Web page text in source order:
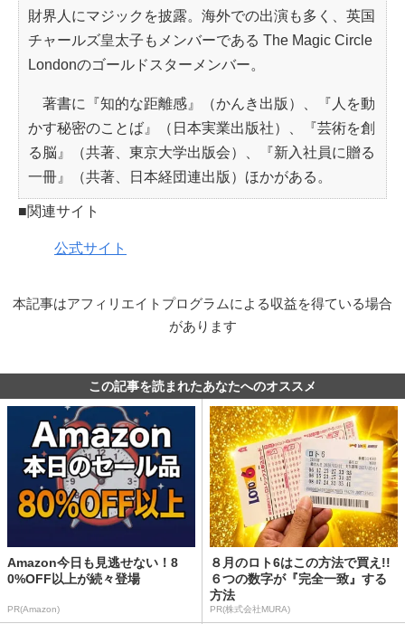
財界人にマジックを披露。海外での出演も多く、英国
チャールズ皇太子もメンバーである The Magic Circle
Londonのゴールドスターメンバー。
著書に『知的な距離感』（かんき出版）、『人を動
かす秘密のことば』（日本実業出版社）、『芸術を創
る脳』（共著、東京大学出版会）、『新入社員に贈る
一冊』（共著、日本経団連出版）ほかがある。
■関連サイト
公式サイト
本記事はアフィリエイトプログラムによる収益を得ている場合
があります
この記事を読まれたあなたへのオススメ
Amazon今日も見逃せない！8
0%OFF以上が続々登場
PR(Amazon)
８月のロト6はこの方法で買え!!
６つの数字が『完全一致』する
方法
PR(株式会社MURA)